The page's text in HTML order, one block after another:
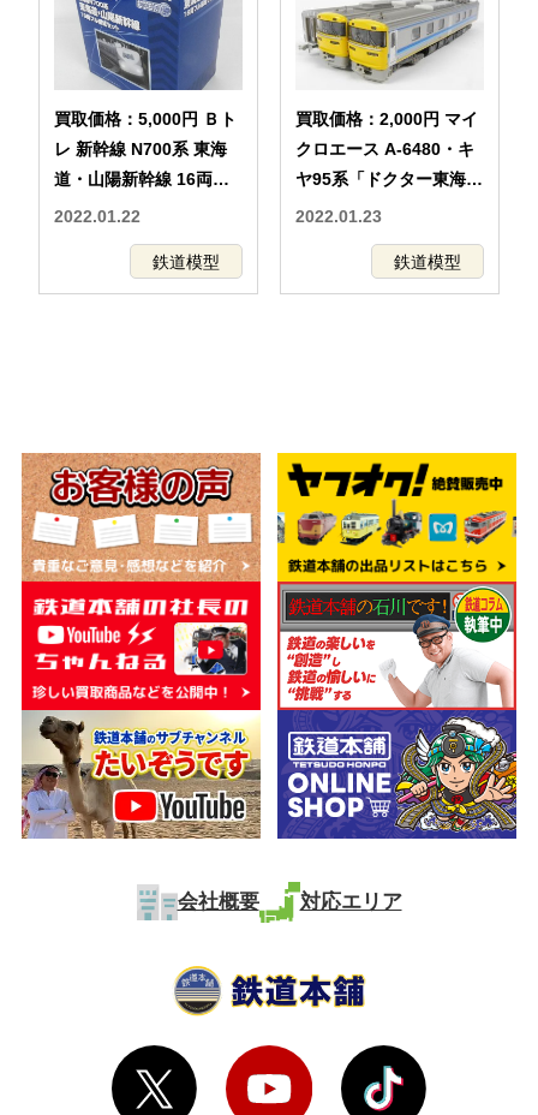
買取価格：5,000円 Ｂト
レ 新幹線 N700系 東海
道・山陽新幹線 16両フ
ル編成セット
2022.01.22
鉄道模型
買取価格：2,000円 マイ
クロエース A-6480・キ
ヤ95系「ドクター東海」
DR1編成・改造後・
2022.01.23
鉄道模型
会社概要 対応エリア